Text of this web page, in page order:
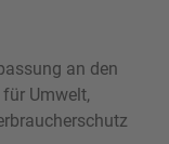
an den
Umwelt,